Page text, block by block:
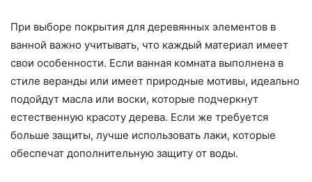
При выборе покрытия для деревянных элементов в
ванной важно учитывать, что каждый материал имеет
свои особенности. Если ванная комната выполнена в
стиле веранды или имеет природные мотивы, идеально
подойдут масла или воски, которые подчеркнут
естественную красоту дерева. Если же требуется
больше защиты, лучше использовать лаки, которые
обеспечат дополнительную защиту от воды.